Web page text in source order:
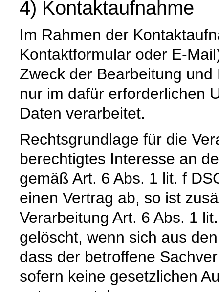
4) Kontaktaufnahme
Im Rahmen der
Kontaktformular oder E-
Zweck der Bearbeitung
nur im dafür erforderlichen
Daten verarbeitet.
Rechtsgrundlage für die
berechtigtes Interesse an
gemäß Art. 6 Abs. 1 lit. f
einen Vertrag ab, so ist
Verarbeitung Art. 6 Abs. 1
gelöscht, wenn sich aus
dass der betroffene
sofern keine gesetzlichen